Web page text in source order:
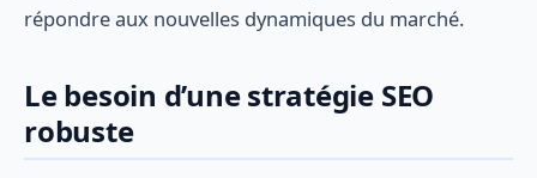
répondre aux nouvelles dynamiques du marché.
Le besoin d’une stratégie SEO
robuste